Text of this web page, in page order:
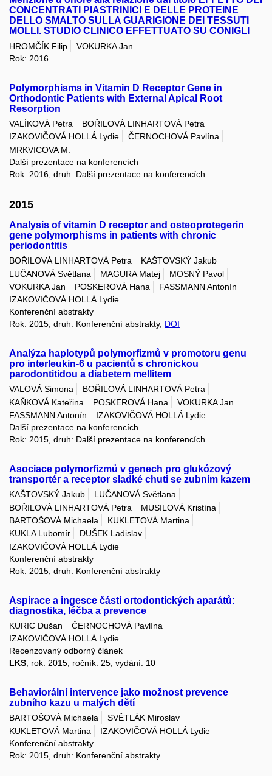
CONCENTRATI PIASTRINICI E DELLE PROTEINE
DELLO SMALTO SULLA GUARIGIONE DEI TESSUTI
MOLLI. STUDIO CLINICO EFFETTUATO SU CONIGLI
HROMČÍK Filip
VOKURKA Jan
Rok: 2016
Polymorphisms in Vitamin D Receptor Gene in
Orthodontic Patients with External Apical Root
Resorption
VALÍKOVÁ Petra
BOŘILOVÁ LINHARTOVÁ Petra
IZAKOVIČOVÁ HOLLÁ Lydie
ČERNOCHOVÁ Pavlína
MRKVICOVA M.
Další prezentace na konferencích
Rok: 2016, druh: Další prezentace na konferencích
2015
Analysis of vitamin D receptor and osteoprotegerin
gene polymorphisms in patients with chronic
periodontitis
BOŘILOVÁ LINHARTOVÁ Petra
KAŠTOVSKÝ Jakub
LUČANOVÁ Světlana
MAGURA Matej
MOSNÝ Pavol
VOKURKA Jan
POSKEROVÁ Hana
FASSMANN Antonín
IZAKOVIČOVÁ HOLLÁ Lydie
Konferenční abstrakty
Rok: 2015, druh: Konferenční abstrakty, DOI
Analýza haplotypů polymorfizmů v promotoru genu
pro interleukin-6 u pacientů s chronickou
parodontitidou a diabetem mellitem
VALOVÁ Simona
BOŘILOVÁ LINHARTOVÁ Petra
KAŇKOVÁ Kateřina
POSKEROVÁ Hana
VOKURKA Jan
FASSMANN Antonín
IZAKOVIČOVÁ HOLLÁ Lydie
Další prezentace na konferencích
Rok: 2015, druh: Další prezentace na konferencích
Asociace polymorfizmů v genech pro glukózový
transportér a receptor sladké chuti se zubním kazem
KAŠTOVSKÝ Jakub
LUČANOVÁ Světlana
BOŘILOVÁ LINHARTOVÁ Petra
MUSILOVÁ Kristína
BARTOŠOVÁ Michaela
KUKLETOVÁ Martina
KUKLA Lubomír
DUŠEK Ladislav
IZAKOVIČOVÁ HOLLÁ Lydie
Konferenční abstrakty
Rok: 2015, druh: Konferenční abstrakty
Aspirace a ingesce částí ortodontických aparátů:
diagnostika, léčba a prevence
KURIC Dušan
ČERNOCHOVÁ Pavlína
IZAKOVIČOVÁ HOLLÁ Lydie
Recenzovaný odborný článek
LKS , rok: 2015, ročník: 25, vydání: 10
Behaviorální intervence jako možnost prevence
zubního kazu u malých dětí
BARTOŠOVÁ Michaela
SVĚTLÁK Miroslav
KUKLETOVÁ Martina
IZAKOVIČOVÁ HOLLÁ Lydie
Konferenční abstrakty
Rok: 2015, druh: Konferenční abstrakty